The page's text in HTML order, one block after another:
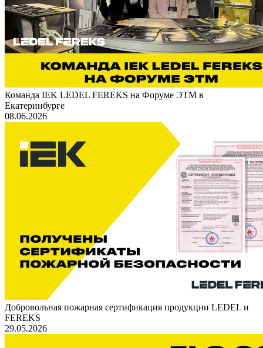
Команда IEK LEDEL FEREKS на Форуме ЭТМ в
Екатеринбурге
08.06.2026
Добровольная пожарная сертификация продукции LEDEL и
FEREKS
29.05.2026